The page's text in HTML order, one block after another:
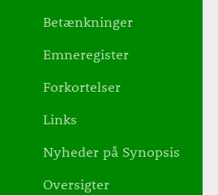
Betænkninger
Emneregister
Forkortelser
Links
Nyheder på Synopsis
Oversigter